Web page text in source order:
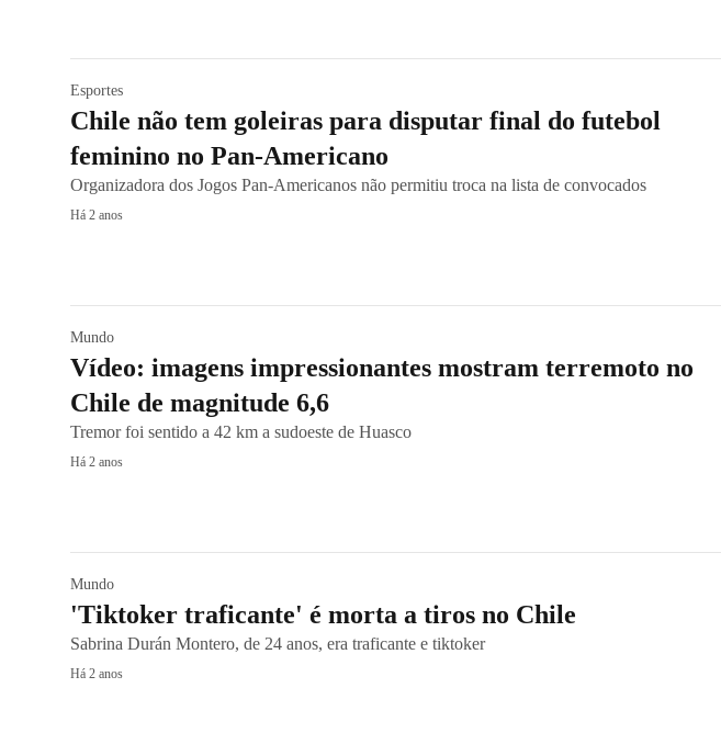
Esportes
Chile não tem goleiras para disputar final do futebol
feminino no Pan-Americano
Organizadora dos Jogos Pan-Americanos não permitiu troca na lista de convocados
Há 2 anos
Mundo
Vídeo: imagens impressionantes mostram terremoto no
Chile de magnitude 6,6
Tremor foi sentido a 42 km a sudoeste de Huasco
Há 2 anos
Mundo
'Tiktoker traficante' é morta a tiros no Chile
Sabrina Durán Montero, de 24 anos, era traficante e tiktoker
Há 2 anos